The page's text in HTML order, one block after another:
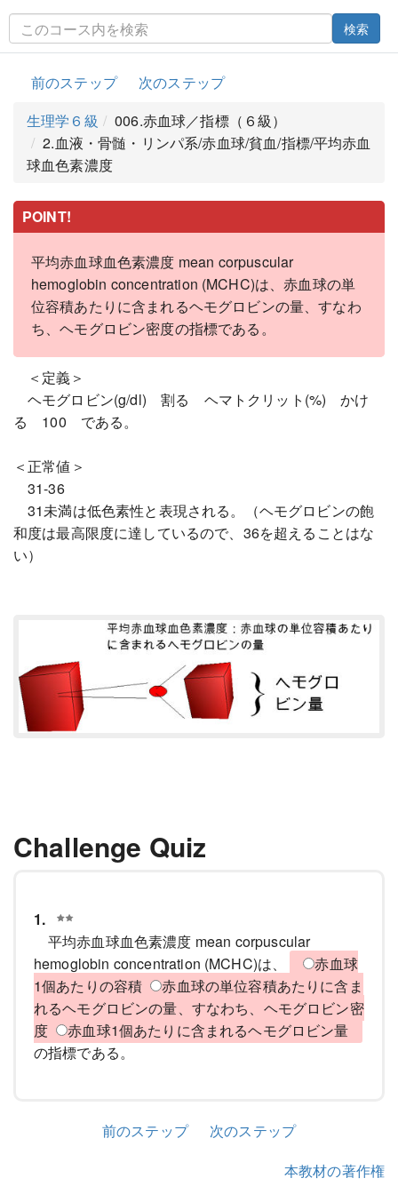
検索
前のステップ
次のステップ
生理学６級
006.赤血球／指標（６級）
2.血液・骨髄・リンパ系/赤血球/貧血/指標/平均赤血
球血色素濃度
POINT!
平均赤血球血色素濃度 mean corpuscular
hemoglobin concentration (MCHC)は、赤血球の単
位容積あたりに含まれるヘモグロビンの量、すなわ
ち、ヘモグロビン密度の指標である。
＜定義＞
ヘモグロビン(g/dl) 割る ヘマトクリット(%) かけ
る 100 である。
＜正常値＞
31-36
31未満は低色素性と表現される。（ヘモグロビンの飽
和度は最高限度に達しているので、36を超えることはな
い）
Challenge Quiz
1.
平均赤血球血色素濃度 mean corpuscular
hemoglobin concentration (MCHC)は、
赤血球
1個あたりの容積
赤血球の単位容積あたりに含ま
れるヘモグロビンの量、すなわち、ヘモグロビン密
度
赤血球1個あたりに含まれるヘモグロビン量
の指標である。
前のステップ
次のステップ
本教材の著作権